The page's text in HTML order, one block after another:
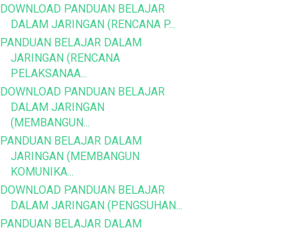
DOWNLOAD PANDUAN BELAJAR
DALAM JARINGAN (RENCANA P...
PANDUAN BELAJAR DALAM
JARINGAN (RENCANA
PELAKSANAA...
DOWNLOAD PANDUAN BELAJAR
DALAM JARINGAN
(MEMBANGUN...
PANDUAN BELAJAR DALAM
JARINGAN (MEMBANGUN
KOMUNIKA...
DOWNLOAD PANDUAN BELAJAR
DALAM JARINGAN (PENGSUHAN...
PANDUAN BELAJAR DALAM